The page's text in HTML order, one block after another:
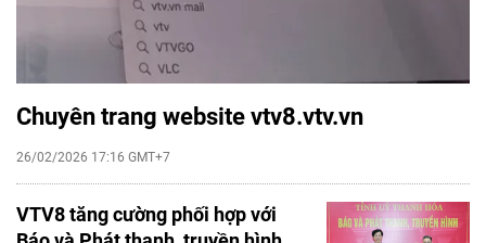
Chuyên trang website vtv8.vtv.vn
26/02/2026 17:16 GMT+7
VTV8 tăng cường phối hợp với